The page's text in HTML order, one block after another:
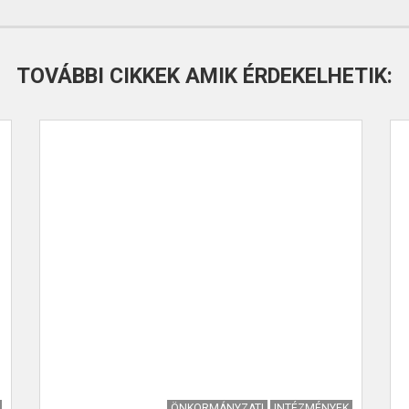
TOVÁBBI CIKKEK AMIK ÉRDEKELHETIK: